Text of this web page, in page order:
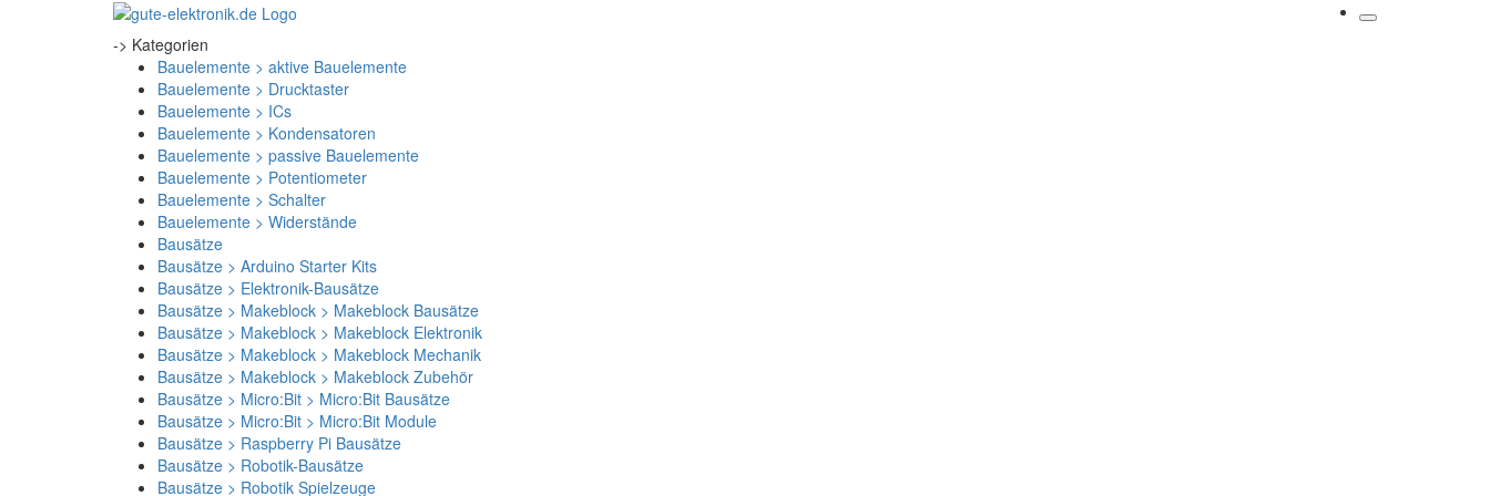
-> Kategorien
Bauelemente > aktive Bauelemente
Bauelemente > Drucktaster
Bauelemente > ICs
Bauelemente > Kondensatoren
Bauelemente > passive Bauelemente
Bauelemente > Potentiometer
Bauelemente > Schalter
Bauelemente > Widerstände
Bausätze
Bausätze > Arduino Starter Kits
Bausätze > Elektronik-Bausätze
Bausätze > Makeblock > Makeblock Bausätze
Bausätze > Makeblock > Makeblock Elektronik
Bausätze > Makeblock > Makeblock Mechanik
Bausätze > Makeblock > Makeblock Zubehör
Bausätze > Micro:Bit > Micro:Bit Bausätze
Bausätze > Micro:Bit > Micro:Bit Module
Bausätze > Raspberry Pi Bausätze
Bausätze > Robotik-Bausätze
Bausätze > Robotik Spielzeuge